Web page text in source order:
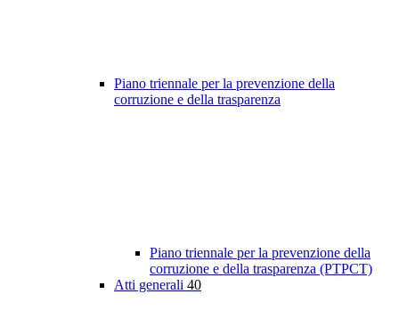
Piano triennale per la prevenzione della
corruzione e della trasparenza
Piano triennale per la prevenzione della
corruzione e della trasparenza (PTPCT)
Atti generali 40